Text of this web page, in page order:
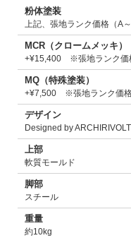
粉体塗装
上記、張地ランク価格（A
MCR（クロームメッキ）
+¥15,400 ※張地ランク価
MQ（特殊塗装）
+¥7,500 ※張地ランク価格
デザイン
Designed by
上部
軟質モールド
脚部
スチール
重量
約10kg